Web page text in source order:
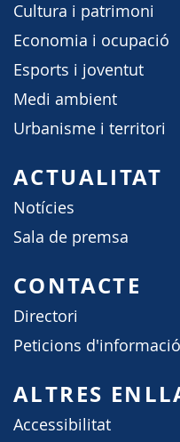
Cultura i patrimoni
Economia i ocupació
Esports i joventut
Medi ambient
Urbanisme i territori
ACTUALITAT
Notícies
Sala de premsa
CONTACTE
Directori
Peticions
ALTRES
Accessibilitat